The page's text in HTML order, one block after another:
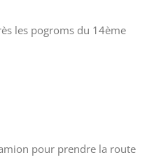
les pogroms du 14ème
pour prendre la route